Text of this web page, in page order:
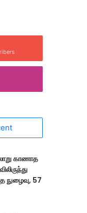
காணாத
நுழைவு, 57